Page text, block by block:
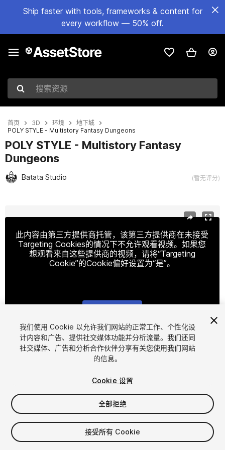
Ship faster with tools, frameworks & content for
every workflow — 50% off.
搜索资源
首页 3D 环境
地下城
POLY STYLE - Multistory Fantasy Dungeons
POLY STYLE - Multistory Fantasy
Dungeons
Batata Studio (暂无评分)
此内容由第三方提供商托管，该第三方提供商在未接受
Targeting Cookies的情况下不允许观看视频。如果您
想观看来自这些提供商的视频，请将“Targeting
Cookie”的Cookie偏好设置为“是”。
1/20
$19.99
增值税将在结算时计算
我们使用 Cookie 以允许我们网站的正常工作、个性化设
计内容和广告、提供社交媒体功能并分析流量。我们还同
社交媒体、广告和分析合作伙伴分享有关您使用我们网站
的信息。
Cookie 设置
全部拒绝
接受所有 Cookie